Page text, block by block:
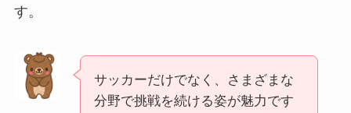
す。
サッカーだけでなく、さまざまな
分野で挑戦を続ける姿が魅力です